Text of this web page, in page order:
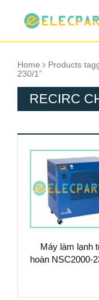
Home
Products
230/1”
RECIRC
Máy làm lạnh
hoàn NSC2000-